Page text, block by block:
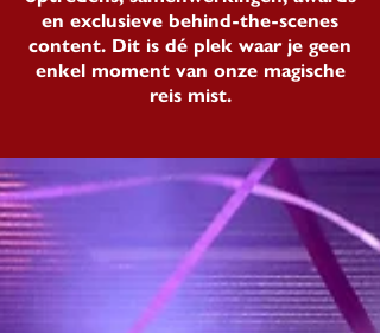
en exclusieve behind-the-scenes
content. Dit is dé plek waar je geen
enkel moment van onze magische
reis mist.